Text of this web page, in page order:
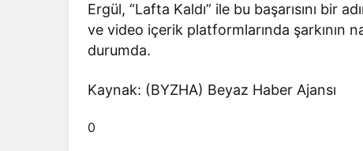
Ergül, “Lafta Kaldı” ile bu başarısını bir
ve video içerik platformlarında şarkının
durumda.
Kaynak: (BYZHA) Beyaz Haber Ajansı
0